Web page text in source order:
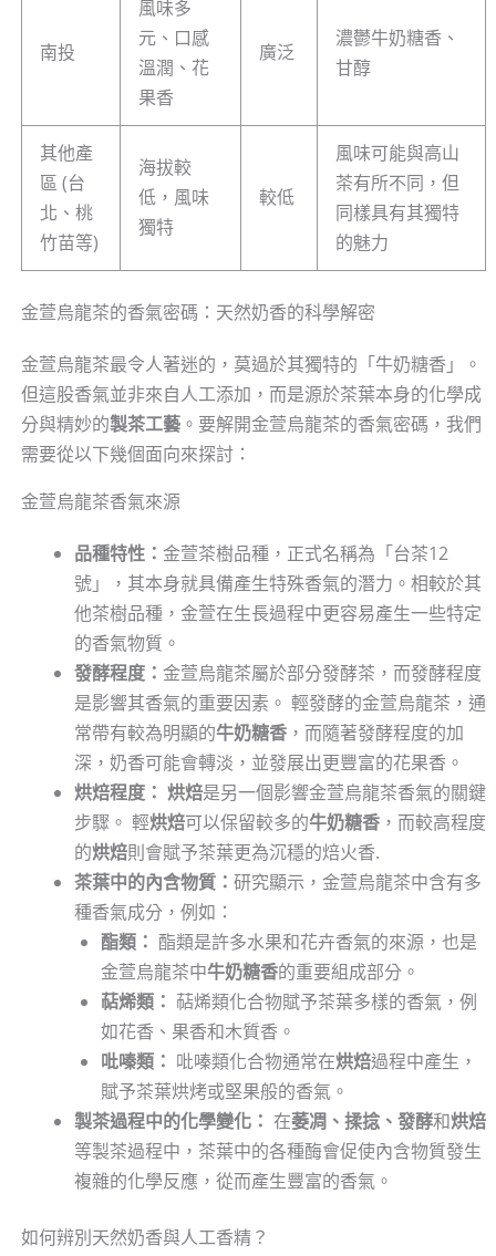
南投
風味多
元、口感
溫潤、花
果香
廣泛
濃鬱牛奶糖香、
甘醇
其他產
區 (台
北、桃
竹苗等)
海拔較
低，風味
獨特
較低
風味可能與高山
茶有所不同，但
同樣具有其獨特
的魅力
金萱烏龍茶的香氣密碼：天然奶香的科學解密
金萱烏龍茶最令人著迷的，莫過於其獨特的「牛奶糖香」。
但這股香氣並非來自人工添加，而是源於茶葉本身的化學成
分與精妙的製茶工藝。要解開金萱烏龍茶的香氣密碼，我們
需要從以下幾個面向來探討：
金萱烏龍茶香氣來源
品種特性： 金萱茶樹品種，正式名稱為「台茶12
號」，其本身就具備產生特殊香氣的潛力。相較於其
他茶樹品種，金萱在生長過程中更容易產生一些特定
的香氣物質。
發酵程度： 金萱烏龍茶屬於部分發酵茶，而發酵程度
是影響其香氣的重要因素。 輕發酵的金萱烏龍茶，通
常帶有較為明顯的牛奶糖香，而隨著發酵程度的加
深，奶香可能會轉淡，並發展出更豐富的花果香。
烘焙程度： 烘焙是另一個影響金萱烏龍茶香氣的關鍵
步驟。 輕烘焙可以保留較多的牛奶糖香，而較高程度
的烘焙則會賦予茶葉更為沉穩的焙火香.
茶葉中的內含物質： 研究顯示，金萱烏龍茶中含有多
種香氣成分，例如：
酯類： 酯類是許多水果和花卉香氣的來源，也是
金萱烏龍茶中牛奶糖香的重要組成部分。
萜烯類： 萜烯類化合物賦予茶葉多樣的香氣，例
如花香、果香和木質香。
吡嗪類： 吡嗪類化合物通常在烘焙過程中產生，
賦予茶葉烘烤或堅果般的香氣。
製茶過程中的化學變化： 在萎凋、揉捻、發酵和烘焙
等製茶過程中，茶葉中的各種酶會促使內含物質發生
複雜的化學反應，從而產生豐富的香氣。
如何辨別天然奶香與人工香精？